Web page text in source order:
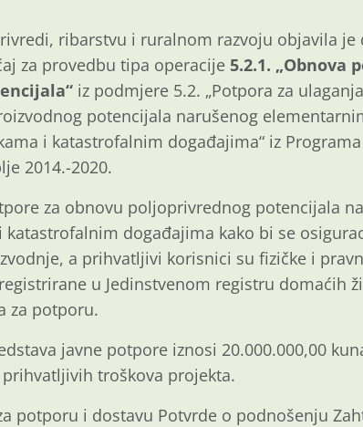
ribarstvu i ruralnom razvoju objavila je
za provedbu tipa operacije 5.2.1. „Obnova
iz podmjere 5.2. „Potpora za
potencijala narušenog
i katastrofalnim događajima“ iz
2014.-2020.
za obnovu poljoprivrednog potencijala
događajima kako bi se
a prihvatljivi korisnici su fizičke i
u Jedinstvenom registru domaćih
za potporu.
javne potpore iznosi 20.000.000,00
troškova projekta.
potporu i dostavu Potvrde o podnošenju